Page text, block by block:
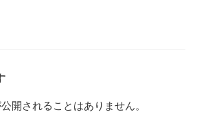
開されることはありません。